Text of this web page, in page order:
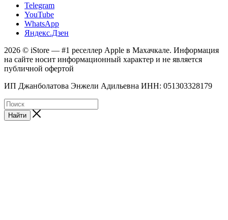
Telegram
YouTube
WhatsApp
Яндекс.Дзен
2026 © iStore — #1 реселлер Apple в Махачкале. Информация
на сайте носит информационный характер и не является
публичной офертой
ИП Джанболатова Энжели Адильевна ИНН: 051303328179
Найти